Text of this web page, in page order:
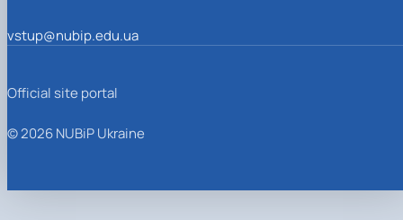
vstup@nubip.edu.ua
Official site portal
© 2026 NUBiP Ukraine